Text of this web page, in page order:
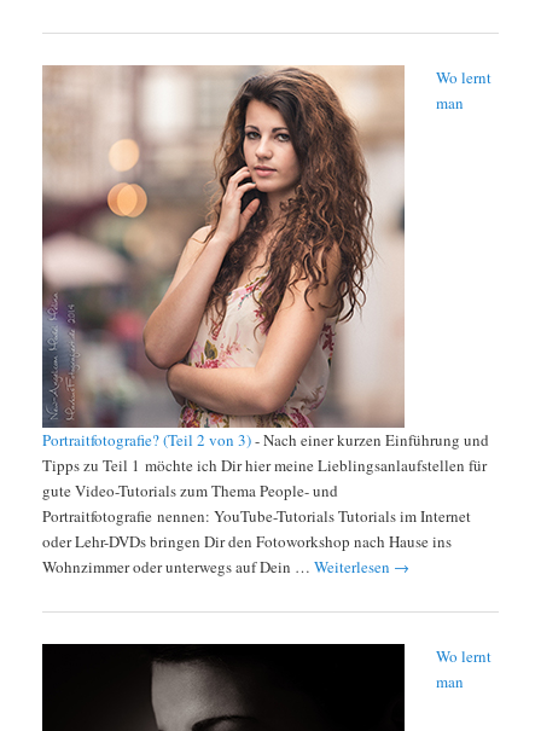
Wo lernt
man
Portraitfotografie? (Teil 2 von 3)-Nach einer kurzen Einführung und
Tipps zu Teil 1 möchte ich Dir hier meine Lieblingsanlaufstellen für
gute Video-Tutorials zum Thema People- und
Portraitfotografie nennen: YouTube-Tutorials Tutorials im Internet
oder Lehr-DVDs bringen Dir den Fotoworkshop nach Hause ins
Wohnzimmer oder unterwegs auf Dein … Weiterlesen →
Wo lernt
man